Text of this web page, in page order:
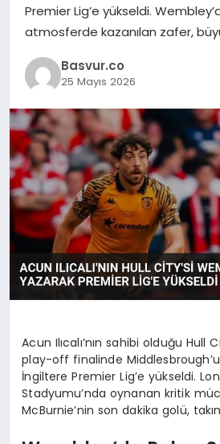
Premier Lig’e yükseldi.
atmosferde kazanılan zafer,
Basvur.co
25 Mayıs 2026
Acun Ilıcalı’nın sahibi olduğu Hull
play-off finalinde
İngiltere Premier Lig’e yükseldi.
Stadyumu’nda oynanan kritik
McBurnie’nin son dakika golü,